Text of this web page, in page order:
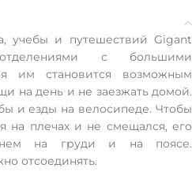
учебы и путешествий Gigant
с большими
им становится возможным
на день и не заезжать домой.
и езды на велосипеде. Чтобы
на плечах и не смещался, его
на груди и на поясе.
отсоединять.